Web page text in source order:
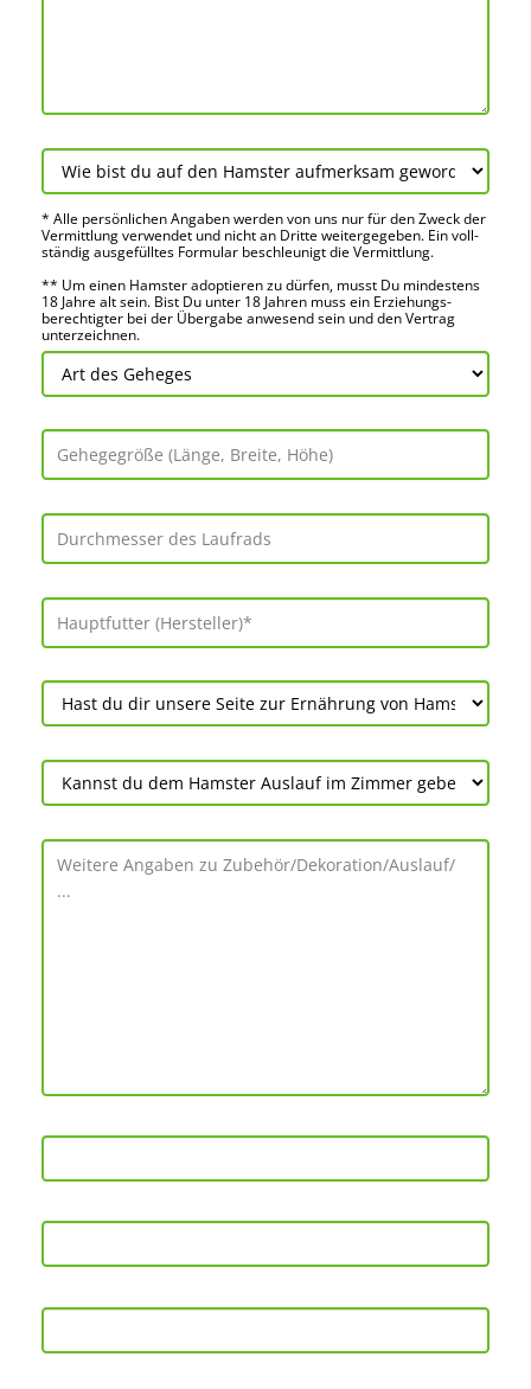
* Alle persön­lichen Angaben werden von uns nur für den Zweck der
Vermitt­lung verwendet und nicht an Dritte weiter­gegeben. Ein voll­
ständig ausge­fülltes Formular beschleu­nigt die Vermitt­lung.
** Um einen Hamster adoptieren zu dürfen, musst Du mindes­tens
18 Jahre alt sein. Bist Du unter 18 Jahren muss ein Erziehungs­
berechtigter bei der Über­gabe anwes­end sein und den Vertrag
unter­zeichnen.